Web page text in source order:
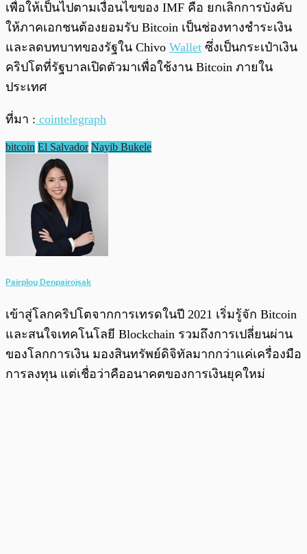
เพื่อให้เป็นไปตามเงื่อนไขของ IMF คือ ยกเลิกการบังคับ
ให้ภาคเอกชนต้องยอมรับ Bitcoin เป็นช่องทางชำระเงิน
และลดบทบาทของรัฐใน Chivo Wallet ซึ่งเป็นกระเป๋าเงิน
คริปโตที่รัฐบาลเปิดตัวมาเพื่อใช้งาน Bitcoin ภายใน
ประเทศ
ที่มา : cointelegraph
bitcoin El Salvador Nayib Bukele
Pairploy Denpairojsak
เข้าสู่โลกคริปโตจากการเทรดในปี 2021 เริ่มรู้จัก Bitcoin
และสนใจเทคโนโลยี Blockchain รวมถึงการเปลี่ยนผ่าน
ของโลกการเงิน มองสินทรัพย์ดิจิทัลมากกว่าแค่เครื่องมือ
การลงทุน แต่เชื่อว่าคืออนาคตของการเงินยุคใหม่